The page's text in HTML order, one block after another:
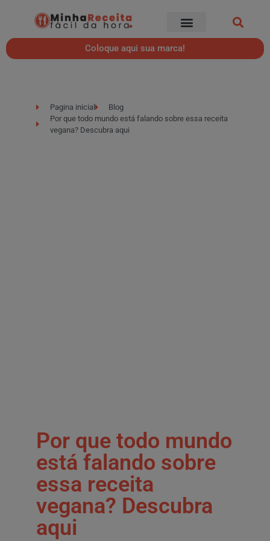
Coloque aqui sua marca!
Pagina inicial
Blog
Por que todo mundo está falando sobre essa receita
vegana? Descubra aqui
Por que todo mundo
está falando sobre
essa receita
vegana? Descubra
aqui